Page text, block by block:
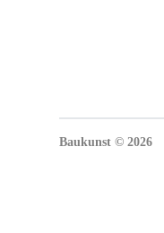
Baukunst © 2026